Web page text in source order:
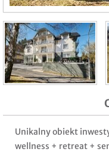
Unikalny obiekt
wellness + retreat +